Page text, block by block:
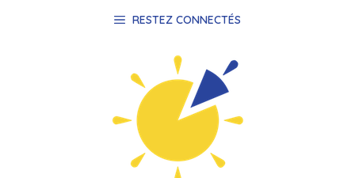
RESTEZ CONNECTÉS